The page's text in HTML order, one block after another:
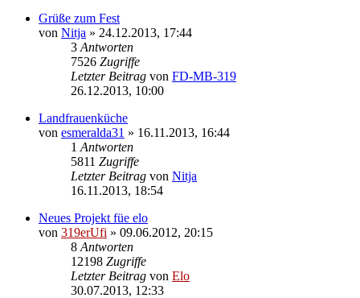
Grüße zum Fest
von Nitja » 24.12.2013, 17:44
3 Antworten
7526 Zugriffe
Letzter Beitrag von FD-MB-319
26.12.2013, 10:00
Landfrauenküche
von esmeralda31 » 16.11.2013, 16:44
1 Antworten
5811 Zugriffe
Letzter Beitrag von Nitja
16.11.2013, 18:54
Neues Projekt füe elo
von 319erUfi » 09.06.2012, 20:15
8 Antworten
12198 Zugriffe
Letzter Beitrag von Elo
30.07.2013, 12:33